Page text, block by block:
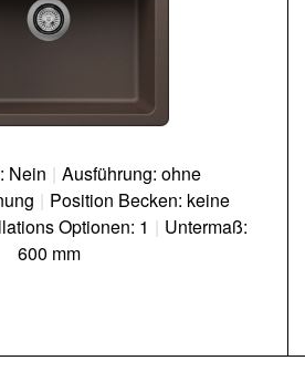
Nein | Ausführung: ohne
| Position Becken: keine
Optionen: 1 | Untermaß:
600 mm